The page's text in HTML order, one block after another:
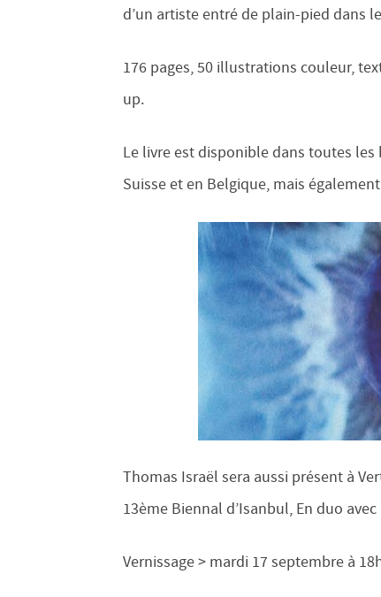
d’un artiste entré de plain-pied dans
176 pages, 50 illustrations couleur,
up.
Le livre est disponible dans toutes
Suisse et en Belgique, mais
Thomas Israël sera aussi présent à
13ème Biennal d’Isanbul, En duo
Vernissage > mardi 17 septembre à